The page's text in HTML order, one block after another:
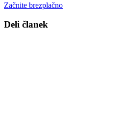
Začnite brezplačno
Deli članek